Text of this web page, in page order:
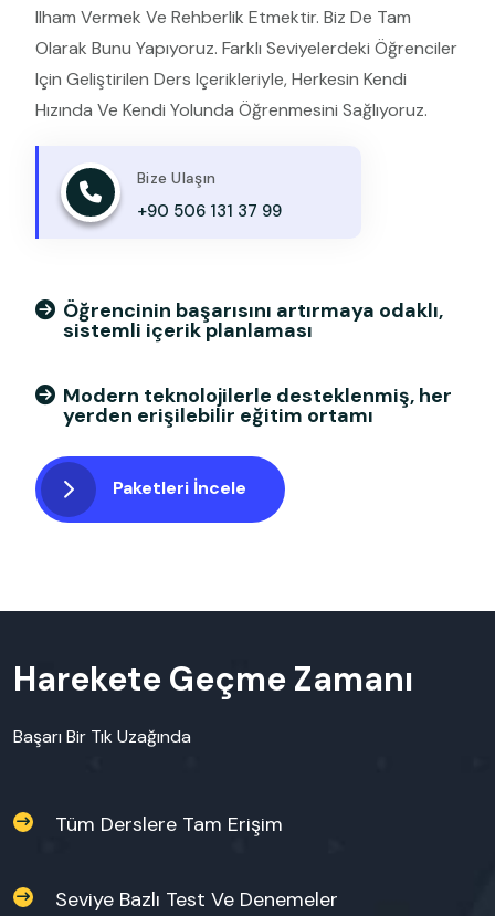
Ilham Vermek Ve Rehberlik Etmektir. Biz De Tam
Olarak Bunu Yapıyoruz. Farklı Seviyelerdeki Öğrenciler
Için Geliştirilen Ders Içerikleriyle, Herkesin Kendi
Hızında Ve Kendi Yolunda Öğrenmesini Sağlıyoruz.
Bize Ulaşın
+90 506 131 37 99
Öğrencinin başarısını artırmaya odaklı,
sistemli içerik planlaması
Modern teknolojilerle desteklenmiş, her
yerden erişilebilir eğitim ortamı
Paketleri İncele
Harekete Geçme Zamanı
Başarı Bir Tık Uzağında
Tüm Derslere Tam Erişim
Seviye Bazlı Test Ve Denemeler